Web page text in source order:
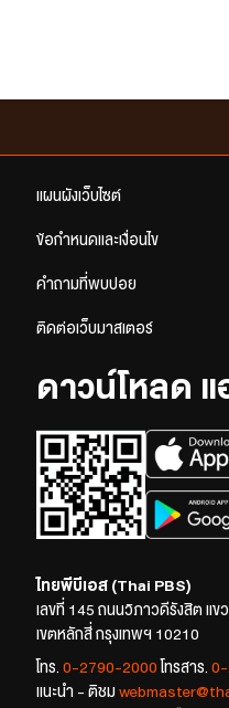
แผนผังเว็บไซต์
ข้อกำหนดและเงื่อนไข
คำถามที่พบบ่อย
ติดต่อเว็บมาสเตอร์
ดาวน์โหลด
ไทยพีบีเอส (Thai PBS)
เลขที่ 145 ถนนวิภาวดีรังสิต แข
เขตหลักสี่ กรุงเทพฯ 10210
โทร. 0-2790-2000 โทรสาร. 0-
แนะนำ - ติชม